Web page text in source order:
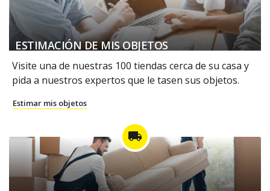
ESTIMACIÓN DE MIS OBJETOS
Visite una de nuestras 100 tiendas cerca de su casa y
pida a nuestros expertos que le tasen sus objetos.
Estimar mis objetos
local_shipping